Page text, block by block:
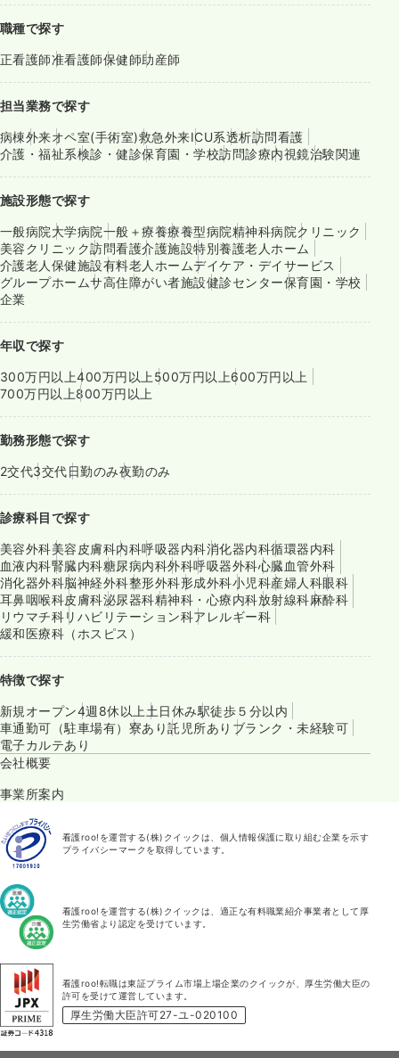
職種で探す
正看護師准看護師保健師助産師
担当業務で探す
病棟外来オペ室(手術室)救急外来ICU系透析訪問看護
介護・福祉系検診・健診保育園・学校訪問診療内視鏡治験関連
施設形態で探す
一般病院大学病院一般＋療養療養型病院精神科病院クリニック
美容クリニック訪問看護介護施設特別養護老人ホーム
介護老人保健施設有料老人ホームデイケア・デイサービス
グループホームサ高住障がい者施設健診センター保育園・学校
企業
年収で探す
300万円以上400万円以上 500万円以上600万円以上
700万円以上800万円以上
勤務形態で探す
2交代3交代日勤のみ夜勤のみ
診療科目で探す
美容外科美容皮膚科内科呼吸器内科消化器内科循環器内科
血液内科腎臓内科糖尿病内科外科呼吸器外科心臓血管外科
消化器外科脳神経外科整形外科形成外科小児科産婦人科眼科
耳鼻咽喉科皮膚科泌尿器科精神科・心療内科放射線科麻酔科
リウマチ科リハビリテーション科アレルギー科
緩和医療科（ホスピス）
特徴で探す
新規オープン4週8休以上 土日休み駅徒歩５分以内
車通勤可（駐車場有） 寮あり託児所あり ブランク・未経験可
電子カルテあり
会社概要
事業所案内
看護roo!を運営する(株)クイックは、個人情報保護に取り組む企業を示す
プライバシーマークを取得しています。
看護roo!を運営する(株)クイックは、適正な有料職業紹介事業者として厚
生労働省より認定を受けています。
看護roo!転職は東証プライム市場上場企業のクイックが、厚生労働大臣の
許可を受けて運営しています。
厚生労働大臣許可27-ユ-020100